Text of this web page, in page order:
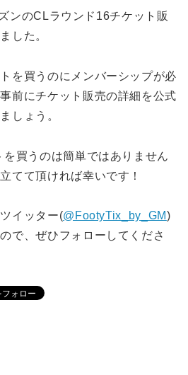
ンのCLラウンド16チケット販
した。
を買うのにメンバーシップが必
前にチケット販売の詳細を公式
しょう。
買うのは簡単ではありません
てて頂ければ幸いです！
イッター(@FootyTix_by_GM )
で、ぜひフォローしてくださ